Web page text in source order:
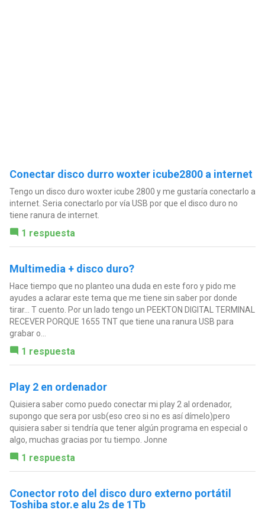
Conectar disco durro woxter icube2800 a internet
Tengo un disco duro woxter icube 2800 y me gustaría conectarlo a
internet. Seria conectarlo por vía USB por que el disco duro no
tiene ranura de internet.
1 respuesta
Multimedia + disco duro?
Hace tiempo que no planteo una duda en este foro y pido me
ayudes a aclarar este tema que me tiene sin saber por donde
tirar... T cuento. Por un lado tengo un PEEKTON DIGITAL TERMINAL
RECEVER PORQUE 1655 TNT que tiene una ranura USB para
grabar o...
1 respuesta
Play 2 en ordenador
Quisiera saber como puedo conectar mi play 2 al ordenador,
supongo que sera por usb(eso creo si no es así dímelo)pero
quisiera saber si tendría que tener algún programa en especial o
algo, muchas gracias por tu tiempo. Jonne
1 respuesta
Conector roto del disco duro externo portátil
Toshiba stor.e alu 2s de 1Tb